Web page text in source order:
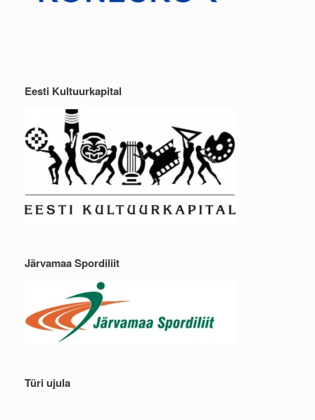
Eesti Kultuurkapital
Järvamaa Spordiliit
Türi ujula